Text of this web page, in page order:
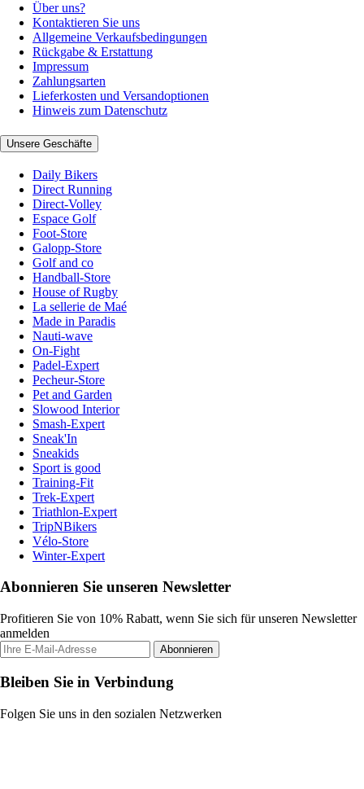
Über uns?
Kontaktieren Sie uns
Allgemeine Verkaufsbedingungen
Rückgabe & Erstattung
Impressum
Zahlungsarten
Lieferkosten und Versandoptionen
Hinweis zum Datenschutz
Unsere Geschäfte
Daily Bikers
Direct Running
Direct-Volley
Espace Golf
Foot-Store
Galopp-Store
Golf and co
Handball-Store
House of Rugby
La sellerie de Maé
Made in Paradis
Nauti-wave
On-Fight
Padel-Expert
Pecheur-Store
Pet and Garden
Slowood Interior
Smash-Expert
Sneak'In
Sneakids
Sport is good
Training-Fit
Trek-Expert
Triathlon-Expert
TripNBikers
Vélo-Store
Winter-Expert
Abonnieren Sie unseren Newsletter
Profitieren Sie von 10% Rabatt, wenn Sie sich für unseren Newsletter
anmelden
Abonnieren
Bleiben Sie in Verbindung
Folgen Sie uns in den sozialen Netzwerken